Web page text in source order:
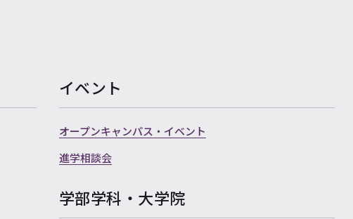
イベント
オープンキャンパス・イベント
進学相談会
学部学科・大学院